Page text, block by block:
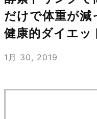
だけで体重が
健康的ダイエッ
1月 30, 2019